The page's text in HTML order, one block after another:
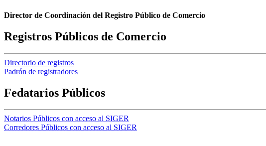
Director de Coordinación del Registro Público de Comercio
Registros Públicos de Comercio
Directorio de registros
Padrón de registradores
Fedatarios Públicos
Notarios Públicos con acceso al SIGER
Corredores Públicos con acceso al SIGER